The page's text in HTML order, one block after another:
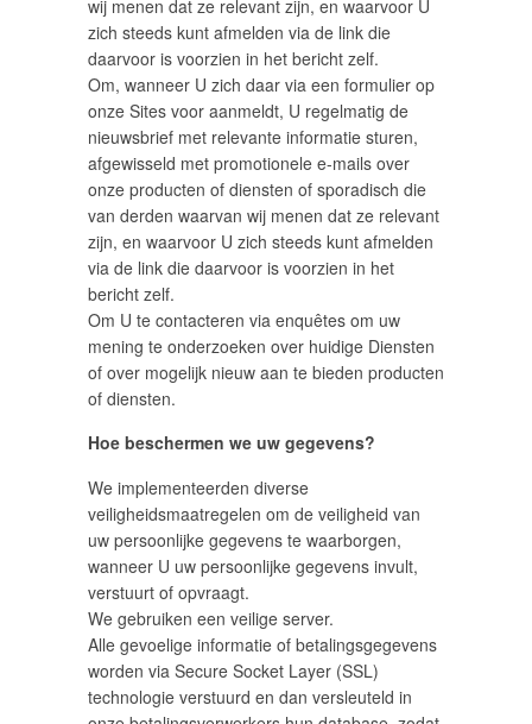
wij menen dat ze relevant zijn, en waarvoor U
zich steeds kunt afmelden via de link die
daarvoor is voorzien in het bericht zelf.
Om, wanneer U zich daar via een formulier op
onze Sites voor aanmeldt, U regelmatig de
nieuwsbrief met relevante informatie sturen,
afgewisseld met promotionele e-mails over
onze producten of diensten of sporadisch die
van derden waarvan wij menen dat ze relevant
zijn, en waarvoor U zich steeds kunt afmelden
via de link die daarvoor is voorzien in het
bericht zelf.
Om U te contacteren via enquêtes om uw
mening te onderzoeken over huidige Diensten
of over mogelijk nieuw aan te bieden producten
of diensten.
Hoe beschermen we uw gegevens?
We implementeerden diverse
veiligheidsmaatregelen om de veiligheid van
uw persoonlijke gegevens te waarborgen,
wanneer U uw persoonlijke gegevens invult,
verstuurt of opvraagt.
We gebruiken een veilige server.
Alle gevoelige informatie of betalingsgegevens
worden via Secure Socket Layer (SSL)
technologie verstuurd en dan versleuteld in